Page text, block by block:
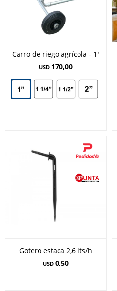
Carro de riego agrícola - 1"
USD 170,00
Gotero estaca 2,6 lts/h
USD 0,50